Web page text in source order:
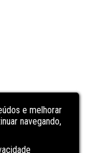
e melhorar
navegando,